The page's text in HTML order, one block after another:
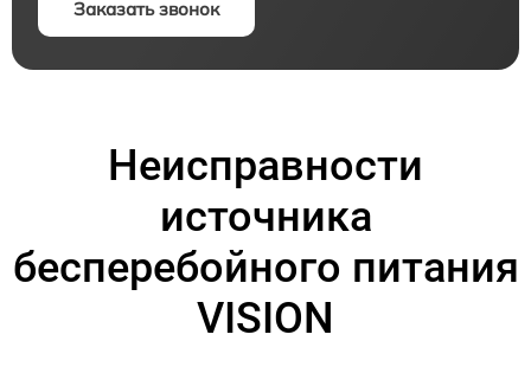
Заказать звонок
Неисправности
источника
бесперебойного питания
VISION